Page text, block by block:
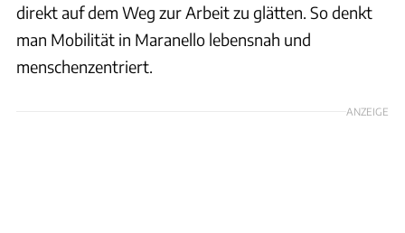
direkt auf dem Weg zur Arbeit zu glätten. So denkt
man Mobilität in Maranello lebensnah und
menschenzentriert.
ANZEIGE